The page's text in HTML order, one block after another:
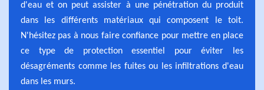
d'eau et on peut assister à une pénétration du produit
dans les différents matériaux qui composent le toit.
N'hésitez pas à nous faire confiance pour mettre en place
ce type de protection essentiel pour éviter les
désagréments comme les fuites ou les infiltrations d'eau
dans les murs.